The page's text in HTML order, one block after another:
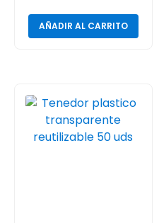
AÑADIR AL CARRITO